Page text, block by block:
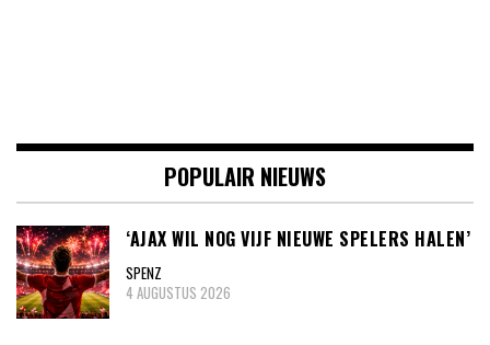
POPULAIR NIEUWS
‘AJAX WIL NOG VIJF NIEUWE SPELERS HALEN’
SPENZ
4 AUGUSTUS 2026